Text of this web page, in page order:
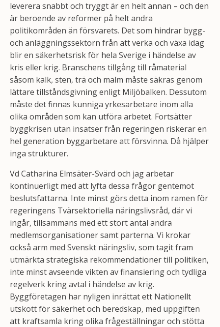
leverera snabbt och tryggt är en helt annan – och den
är beroende av reformer på helt andra
politikområden än försvarets. Det som hindrar bygg-
och anläggningssektorn från att verka och växa idag
blir en säkerhetsrisk för hela Sverige i händelse av
kris eller krig. Branschens tillgång till råmaterial
såsom kalk, sten, trä och malm måste säkras genom
lättare tillståndsgivning enligt Miljöbalken. Dessutom
måste det finnas kunniga yrkesarbetare inom alla
olika områden som kan utföra arbetet. Fortsätter
byggkrisen utan insatser från regeringen riskerar en
hel generation byggarbetare att försvinna. Då hjälper
inga strukturer.
Vd Catharina Elmsäter-Svärd och jag arbetar
kontinuerligt med att lyfta dessa frågor gentemot
beslutsfattarna. Inte minst görs detta inom ramen för
regeringens Tvärsektoriella näringslivsråd, där vi
ingår, tillsammans med ett stort antal andra
medlemsorganisationer samt parterna. Vi krokar
också arm med Svenskt näringsliv, som tagit fram
utmärkta strategiska rekommendationer till politiken,
inte minst avseende vikten av finansiering och tydliga
regelverk kring avtal i händelse av krig.
Byggföretagen har nyligen inrättat ett Nationellt
utskott för säkerhet och beredskap, med uppgiften
att kraftsamla kring olika frågeställningar och stötta